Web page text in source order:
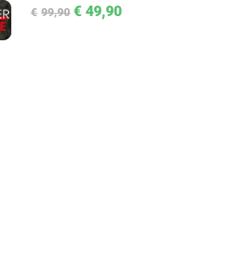
€ 99,90 € 49,90